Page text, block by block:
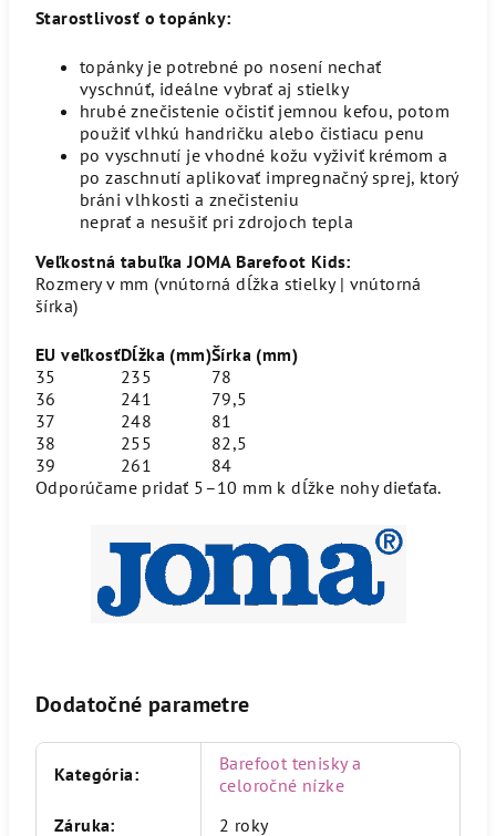
Starostlivosť o topánky:
topánky je potrebné po nosení nechať
vyschnúť, ideálne vybrať aj stielky
hrubé znečistenie očistiť jemnou kefou, potom
použiť vlhkú handričku alebo čistiacu penu
po vyschnutí je vhodné kožu vyživiť krémom a
po zaschnutí aplikovať impregnačný sprej, ktorý
bráni vlhkosti a znečisteniu
neprať a nesušiť pri zdrojoch tepla
Veľkostná tabuľka JOMA Barefoot Kids:
Rozmery v mm (vnútorná dĺžka stielky | vnútorná
šírka)
EU veľkosťDĺžka (mm)Šírka (mm)
35
235
78
36
241
79,5
37
248
81
38
255
82,5
39
261
84
Odporúčame pridať 5–10 mm k dĺžke nohy dieťaťa.
Dodatočné parametre
Kategória:
Barefoot tenisky a
celoročné nízke
Záruka: 2 roky